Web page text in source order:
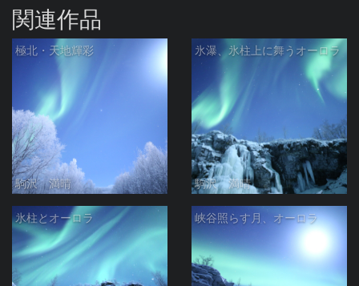
関連作品
極北・天地輝彩
駒沢 満晴
氷瀑、氷柱上に舞うオーロラ
駒沢 満晴
氷柱とオーロラ 峡谷照らす月、オーロラ